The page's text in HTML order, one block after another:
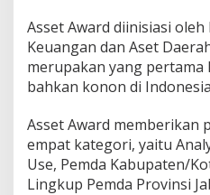
Asset Award diinisiasi oleh
Keuangan dan Aset
merupakan yang pertama
bahkan konon di
Asset Award memberikan
empat kategori, yaitu
Use, Pemda Kabupaten/
Lingkup Pemda Provinsi